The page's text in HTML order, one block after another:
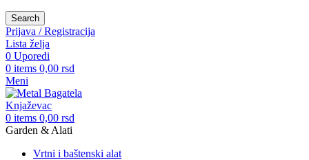
Search
Prijava / Registracija
Lista želja
0 Uporedi
0 items 0,00 rsd
Meni
0 items 0,00 rsd
Garden & Alati
Vrtni i baštenski alat